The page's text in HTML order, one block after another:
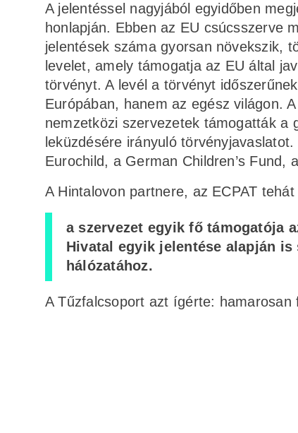
A jelentéssel nagyjából egyidőben
honlapján. Ebben az EU csúcsszerve
jelentések száma gyorsan növekszik,
levelet, amely támogatja az EU által
törvényt. A levél a törvényt
Európában, hanem az egész világon.
nemzetközi szervezetek támogatták a
leküzdésére irányuló
Eurochild, a German Children’s
A Hintalovon partnere, az ECPAT
a szervezet egyik fő támogatója
Hivatal egyik jelentése alapján
hálózatához.
A Tűzfalcsoport azt ígérte: